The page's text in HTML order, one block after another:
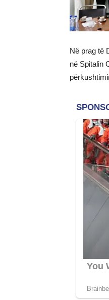
Në prag të
në Spitalin